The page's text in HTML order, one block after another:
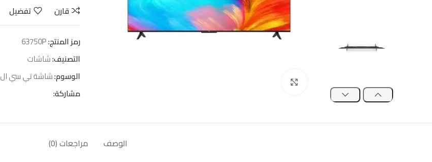
قارن تفضيل
رمز المنتج:50P‏637
التصنيف:شاشات
الوسوم:شاشة تي سي ال
مشاركة:
الوصف مراجعات (0)